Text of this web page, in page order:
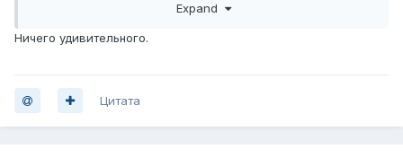
Expand
Ничего удивительного.
Цитата